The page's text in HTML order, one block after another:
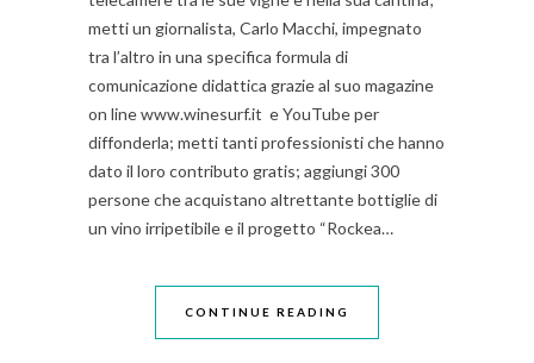
metti un giornalista, Carlo Macchi, impegnato
tra l’altro in una specifica formula di
comunicazione didattica grazie al suo magazine
on line www.winesurf.it e YouTube per
diffonderla; metti tanti professionisti che hanno
dato il loro contributo gratis; aggiungi 300
persone che acquistano altrettante bottiglie di
un vino irripetibile e il progetto “Rockea…
CONTINUE READING